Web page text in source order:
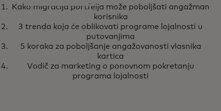
Kako migracija portfelja može
poboljšati angažman korisnika
opens in a new tab
Kako migracija portfelja može poboljšati angažman
korisnika
3 trenda koja će oblikovati programe lojalnosti u
putovanjima
5 koraka za poboljšanje angažovanosti vlasnika
kartica
Vodič za marketing o ponovnom pokretanju
programa lojalnosti